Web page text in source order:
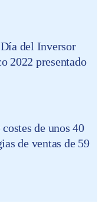
del Inversor
2022 presentado
de unos 40
de ventas de 59